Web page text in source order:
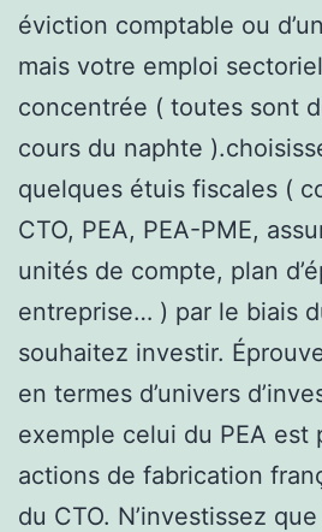
éviction comptable ou
mais votre emploi
concentrée ( toutes sont
cours du naphte
quelques étuis fiscales (
CTO, PEA, PEA-PME,
unités de compte, plan
entreprise… ) par le biais
souhaitez investir.
en termes d’univers
exemple celui du PEA est
actions de fabrication
du CTO. N’investissez